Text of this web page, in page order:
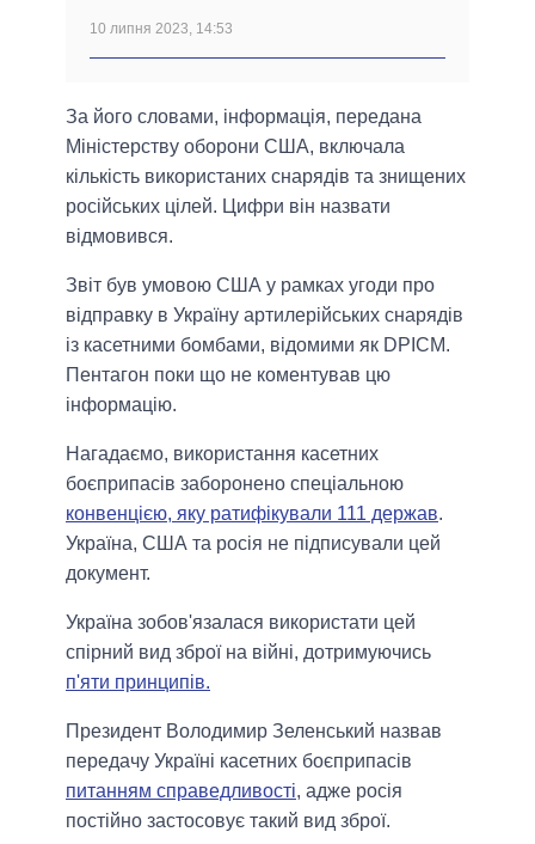
10 липня 2023, 14:53
За його словами, інформація, передана
Міністерству оборони США, включала
кількість використаних снарядів та знищених
російських цілей. Цифри він назвати
відмовився.
Звіт був умовою США у рамках угоди про
відправку в Україну артилерійських снарядів
із касетними бомбами, відомими як DPICM.
Пентагон поки що не коментував цю
інформацію.
Нагадаємо, використання касетних
боєприпасів заборонено спеціальною
конвенцією, яку ратифікували 111 держав.
Україна, США та росія не підписували цей
документ.
Україна зобов'язалася використати цей
спірний вид зброї на війні, дотримуючись
п'яти принципів.
Президент Володимир Зеленський назвав
передачу Україні касетних боєприпасів
питанням справедливості, адже росія
постійно застосовує такий вид зброї.